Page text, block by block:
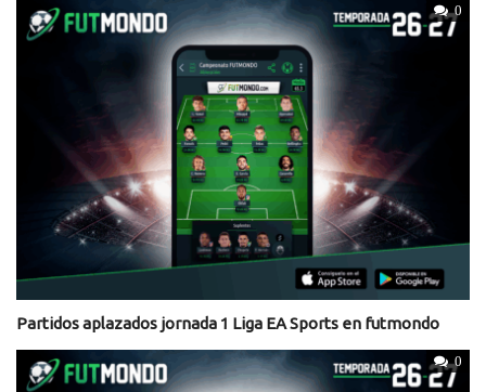
0
Partidos aplazados jornada 1 Liga EA Sports en futmondo
0